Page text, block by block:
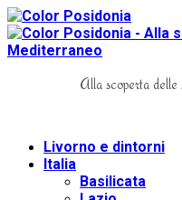
Alla scoperta
Livorno e dintorni
Italia
Basilicata